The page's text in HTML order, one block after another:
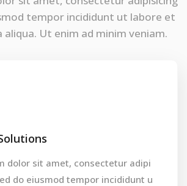
tempor incididunt ut labore et
aliqua. Ut enim ad minim veniam.
dolor sit amet, consectetur adipi
do eiusmod tempor incididunt u